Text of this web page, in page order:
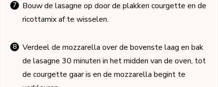
Bouw de lasagne op door de plakken courgette en de
ricottamix af te wisselen.
Verdeel de mozzarella over de bovenste laag en bak
de lasagne 30 minuten in het midden van de oven, tot
de courgette gaar is en de mozzarella begint te